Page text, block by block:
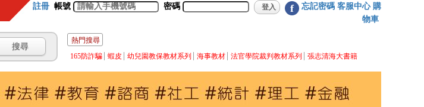
註冊 帳號 密碼 f 忘記密碼 客服中心 購
物車
熱門搜尋
165防詐騙
蝦皮 幼兒園教保教材系列 海事教材 法官學院裁判教材系列 張志清海大書籍